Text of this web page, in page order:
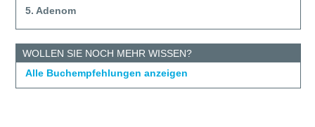
5. Adenom
WOLLEN SIE NOCH MEHR WISSEN?
Alle Buchempfehlungen anzeigen